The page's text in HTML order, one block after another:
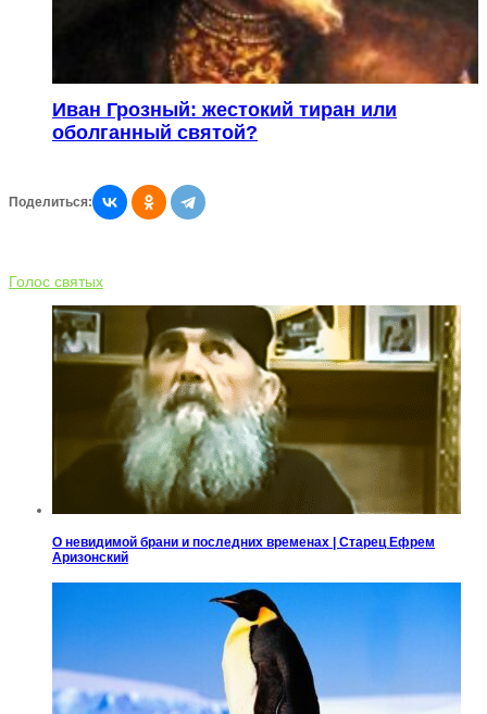
Иван Грозный: жестокий тиран или
оболганный святой?
Поделиться:
Голос святых
О невидимой брани и последних временах | Старец Ефрем
Аризонский